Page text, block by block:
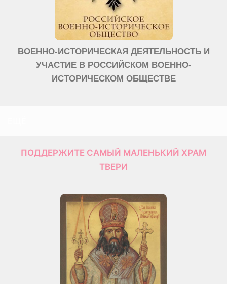
ВОЕННО-ИСТОРИЧЕСКАЯ ДЕЯТЕЛЬНОСТЬ И
УЧАСТИЕ В РОССИЙСКОМ ВОЕННО-
ИСТОРИЧЕСКОМ ОБЩЕСТВЕ
ПОДДЕРЖИТЕ САМЫЙ МАЛЕНЬКИЙ ХРАМ
ТВЕРИ